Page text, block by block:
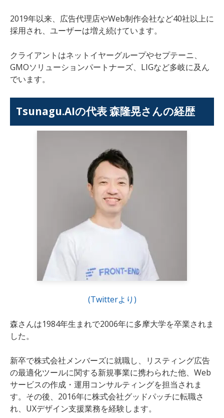
2019年以来、広告代理店やWeb制作会社など40社以上に
採用され、ユーザーは増え続けています。
クライアントはネットイヤーグループやセプテーニ、
GMOソリューションパートナーズ、LIGなど多岐に及ん
でいます。
Tsunagu.AIの代表 森隆晃さんの経歴
(Twitterより)
森さんは1984年生まれで2006年に多摩大学を卒業されま
した。
新卒で株式会社メンバーズに就職し、リスティング広告
の最適化ツールに関する新規事業に携わられた他、Web
サービスの作成・運用コンサルティングを担当されま
す。その後、2016年に株式会社グッドパッチに転職さ
れ、UXデザイン支援業務を経験します。